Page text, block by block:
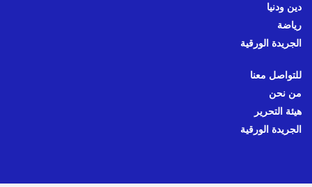
دين ودنيا
رياضة
الجريدة الورقية
للتواصل معنا
من نحن
هيئة التحرير
الجريدة الورقية